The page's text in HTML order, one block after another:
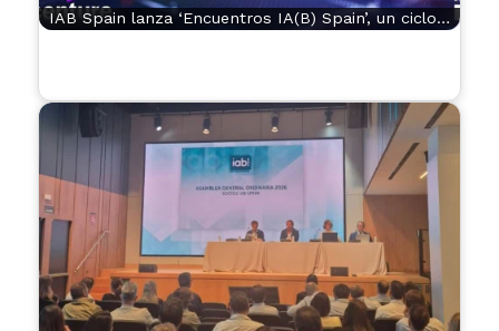
IAB Spain lanza ‘Encuentros IA(B) Spain’, un ciclo…